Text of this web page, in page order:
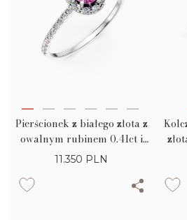
Pierścionek z białego złota z
owalnym rubinem 0.41ct i
diamentami 0.3ct
11.350 PLN